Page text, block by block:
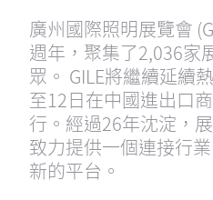
廣州國際照明展覽會
週年，聚集了2,036家
眾。 GILE將繼續延續
至12日在中國進出口
行。經過26年沈淀，
致力提供一個連接行
新的平台。